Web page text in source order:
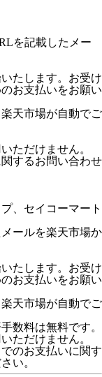
を記載したメー
たします。お受け
お支払いをお願い
天市場が自動でご
ただけません。
するお問い合わせ
、セイコーマート
ールを楽天市場か
たします。お受け
お支払いをお願い
天市場が自動でご
数料は無料です。
ただけません。
のお支払いに関す
い。